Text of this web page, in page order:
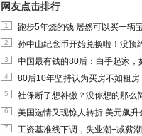
网友点击排行
1 跑步5年烧的钱 居然可以买一辆
2 孙中山纪念币开始兑换啦！没预
3 中国最有钱的80后：白手起家，
4 80后10年坚持认为买房不如租房
5 社保断了想补缴？没你想的那么
6 美国选情又现惊人转折 美元飙升
7 工资基准线下调，失业潮+减薪